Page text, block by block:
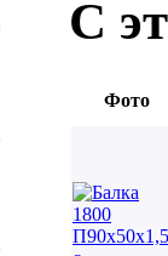
С
Фото